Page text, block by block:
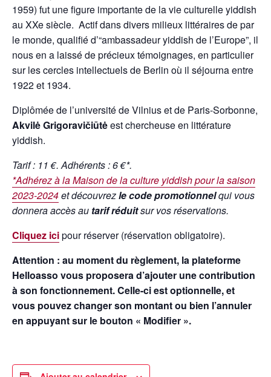
1959) fut une figure importante de la vie culturelle yiddish
au XXe siècle. Actif dans divers milieux littéraires de par
le monde, qualifié d’“ambassadeur yiddish de l’Europe”, il
nous en a laissé de précieux témoignages, en particulier
sur les cercles intellectuels de Berlin où il séjourna entre
1922 et 1934.
Diplômée de l’université de Vilnius et de Paris-Sorbonne,
Akvilė Grigoravičiūtėest chercheuse en littérature
yiddish.
Tarif : 11 €. Adhérents : 6 €*.
*Adhérez à la Maison de la culture yiddish pour la saison
2023-2024et découvrezle code promotionnelqui vous
donnera accès au tarif réduitsur vos réservations.
Cliquez icipour réserver (réservation obligatoire).
Attention : au moment du règlement, la plateforme
Helloasso vous proposera d’ajouter une contribution
à son fonctionnement. Celle-ci est optionnelle, et
vous pouvez changer son montant ou bien l’annuler
en appuyant sur le bouton « Modifier ».